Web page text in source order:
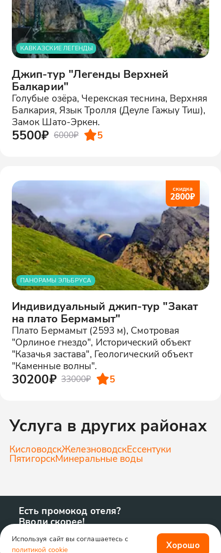
КАВКАЗСКИЕ ЛЕГЕНДЫ
Джип-тур "Легенды Верхней
Балкарии"
Голубые озёра, Черекская теснина, Верхняя
Балкария, Язык Тролля (Деуле Гажыу Тиш),
Замок Шато-Эркен.
5500₽ 6000₽ 5
скидка
2800₽
ПАНОРАМЫ ЭЛЬБРУСА
Индивидуальный джип-тур "Закат
на плато Бермамыт"
Плато Бермамыт (2593 м), Смотровая
"Орлиное гнездо", Исторический объект
"Казачья застава", Геологический объект
"Каменные волны".
30200₽ 33000₽ 5
Услуга в других районах
КисловодскЖелезноводскЕссентуки
ПятигорскМинеральные воды
Есть промокод отеля?
Вводи скорее!
Используя сайт вы соглашаетесь с
политикой cookie
Хорошо